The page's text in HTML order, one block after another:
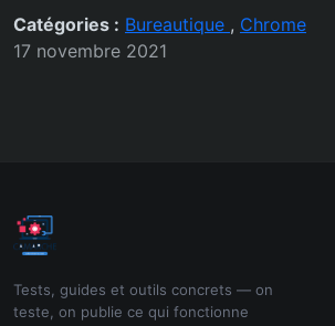
Catégories : Bureautique , Chrome
17 novembre 2021
Tests, guides et outils concrets — on
teste, on publie ce qui fonctionne